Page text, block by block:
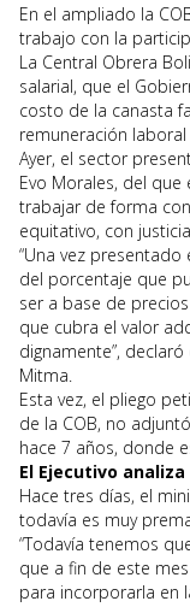
En el ampliado la
trabajo con la
La Central Obrera
salarial, que el
costo de la canasta
remuneración
Ayer, el sector
Evo Morales, del
trabajar de forma
equitativo, con
“Una vez
del porcentaje que
ser a base de
que cubra el valor
dignamente”,
Mitma.
Esta vez, el pliego
de la COB, no
hace 7 años, donde
El Ejecutivo analiza
Hace tres días, el
todavía es muy
“Todavía tenemos
que a fin de este
para incorporarla en